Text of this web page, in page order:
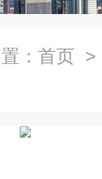
： 首页 >